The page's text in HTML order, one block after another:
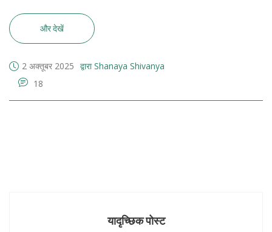
और देखें
2 अक्तूबर 2025 द्वारा Shanaya Shivanya
18
यादृच्छिक पोस्ट